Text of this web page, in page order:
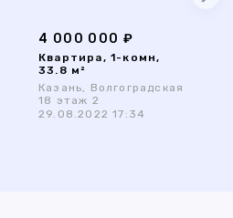
4 000 000 ₽
Квартира, 1-комн,
33.8 м²
Казань, Волгоградская
18 этаж 2
29.08.2022 17:34